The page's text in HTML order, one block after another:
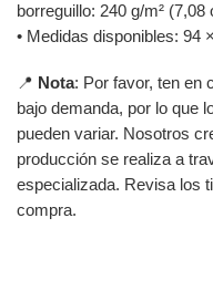
borreguillo: 240 g/m² (7,08
• Medidas disponibles: 94
📍 Nota: Por favor, ten en
bajo demanda, por lo que
pueden variar. Nosotros
producción se realiza a
especializada. Revisa los
compra.